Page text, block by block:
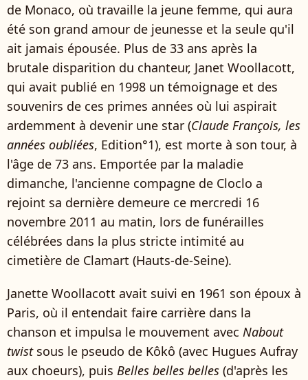
de Monaco, où travaille la jeune femme, qui aura
été son grand amour de jeunesse et la seule qu'il
ait jamais épousée. Plus de 33 ans après la
brutale disparition du chanteur, Janet Woollacott,
qui avait publié en 1998 un témoignage et des
souvenirs de ces primes années où lui aspirait
ardemment à devenir une star (Claude François, les
années oubliées, Edition°1), est morte à son tour, à
l'âge de 73 ans. Emportée par la maladie
dimanche, l'ancienne compagne de Cloclo a
rejoint sa dernière demeure ce mercredi 16
novembre 2011 au matin, lors de funérailles
célébrées dans la plus stricte intimité au
cimetière de Clamart (Hauts-de-Seine).
Janette Woollacott avait suivi en 1961 son époux à
Paris, où il entendait faire carrière dans la
chanson et impulsa le mouvement avec Nabout
twistsous le pseudo de Kôkô (avec Hugues Aufray
aux choeurs), puis Belles belles belles (d'après les